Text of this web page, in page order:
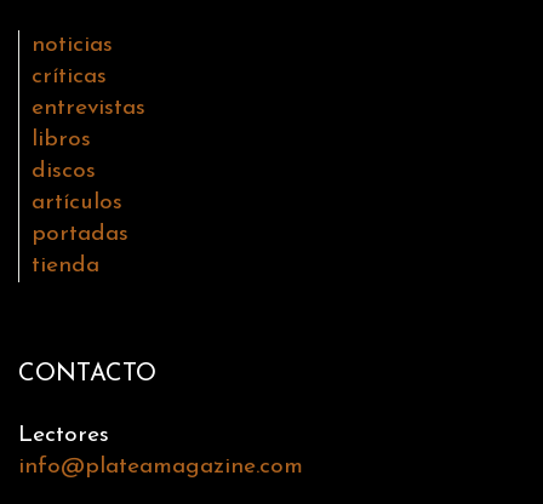
noticias
críticas
entrevistas
libros
discos
artículos
portadas
tienda
CONTACTO
Lectores
info@plateamagazine.com